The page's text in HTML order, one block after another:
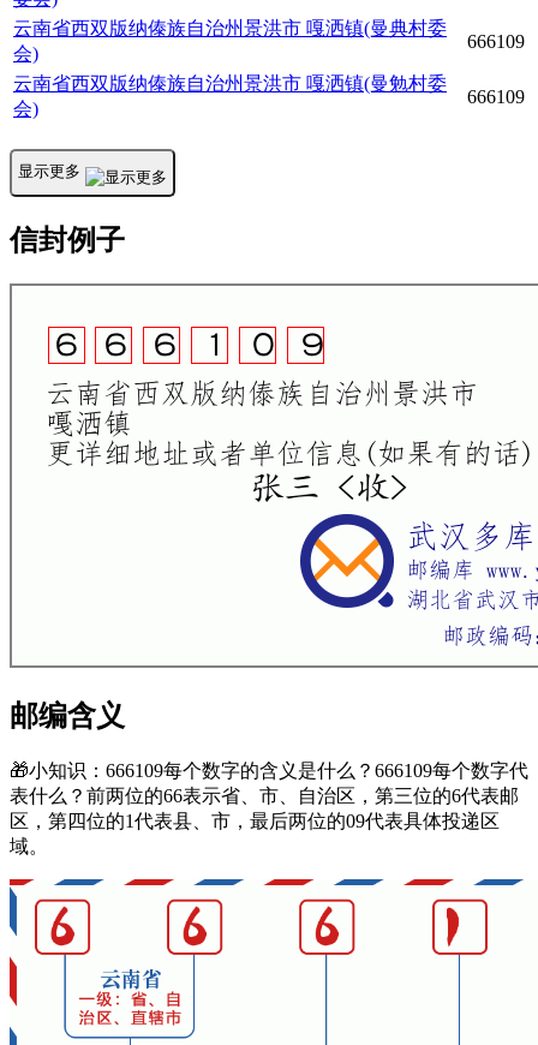
云南省西双版纳傣族自治州景洪市 嘎洒镇(曼典村委
会)
666109
云南省西双版纳傣族自治州景洪市 嘎洒镇(曼勉村委
会)
666109
委会)
云南省西双版纳傣族自治州景洪市
云南省西双版纳傣族自治州景洪市
委会)
云南省西双版纳傣族自治州景洪市嘎洒镇(曼贺纳村
委会)
云南省西双版纳傣族自治州景洪市
云南省西双版纳傣族自治州景洪市 嘎洒镇(沙药村委
嘎洒镇(种植六队)
666109
云南省西双版纳傣族自治州景洪市嘎洒镇(种植场)
666109
嘎洒镇(纳板村委
666109
嘎洒镇(纳版村委
会)
云南省西双版纳傣族自治州景洪市
云南省西双版纳傣族自治州景洪市
云南省西双版纳傣族自治州景洪市
(五分场)
666109
云南省西双版纳傣族自治州景洪市嘎洒镇景洪农场
(六分场)
666109
(四分场)
666109
云南省西双版纳傣族自治州景洪市
嘎洒镇景洪农场二
分场
云南省西双版纳傣族自治州景洪市
分场制胶厂
云南省西双版纳傣族自治州景洪市
显示更多
信封例子
邮编含义
🎁小知识：666109每个数字的含义是什么？666109每个数字代
表什么？前两位的66表示省、市、自治区，第三位的6代表邮
区，第四位的1代表县、市，最后两位的09代表具体投递区
域。